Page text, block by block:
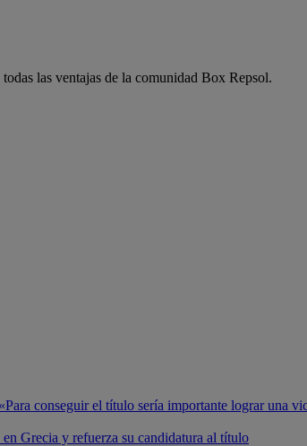
las ventajas de la comunidad Box Repsol.
conseguir el título sería importante lograr una
Grecia y refuerza su candidatura al título